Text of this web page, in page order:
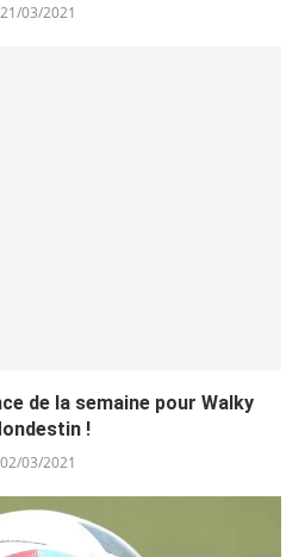
21/03/2021
de la semaine pour Walky
!
02/03/2021